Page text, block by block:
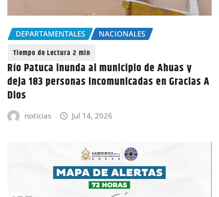
DEPARTAMENTALES NACIONALES
Río Patuca inunda al municipio de Ahuas y
deja 183 personas incomunicadas en Gracias A
Dios
noticias Jul 14, 2026